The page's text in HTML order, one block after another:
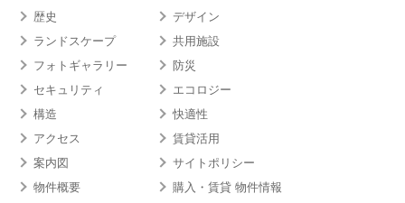
歴史
デザイン
ランドスケープ
共用施設
フォトギャラリー
防災
セキュリティ
エコロジー
構造
快適性
アクセス
賃貸活用
案内図
サイトポリシー
物件概要
購入・賃貸 物件情報